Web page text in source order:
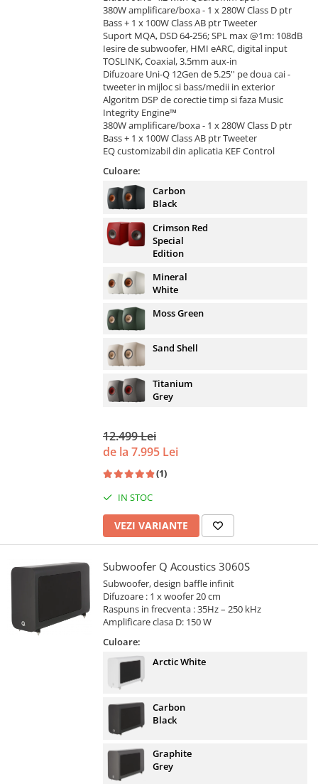
380W amplificare/boxa - 1 x 280W Class D ptr
Bass + 1 x 100W Class AB ptr Tweeter
Suport MQA, DSD 64-256; SPL max @1m: 108dB
Iesire de subwoofer, HMI eARC, digital input
TOSLINK, Coaxial, 3.5mm aux-in
Difuzoare Uni-Q 12Gen de 5.25'' pe doua cai -
tweeter in mijloc si bass/medii in exterior
Algoritm DSP de corectie timp si faza Music
Integrity Engine™
380W amplificare/boxa - 1 x 280W Class D ptr
Bass + 1 x 100W Class AB ptr Tweeter
EQ customizabil din aplicatia KEF Control
Culoare:
Carbon
Black
Crimson Red
Special
Edition
Mineral
White
Moss Green
Sand Shell
Titanium
Grey
12.499 Lei
de la 7.995 Lei
(1)
IN STOC
VEZI VARIANTE
Subwoofer Q Acoustics 3060S
Subwoofer, design baffle infinit
Difuzoare : 1 x woofer 20 cm
Raspuns in frecventa : 35Hz – 250 kHz
Amplificare clasa D: 150 W
Culoare:
Arctic White
Carbon
Black
Graphite
Grey